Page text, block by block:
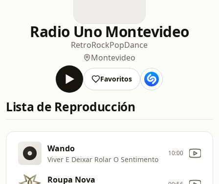
Radio Uno Montevideo
RetroRockPopDance
Montevideo
Favoritos
Lista de Reproducción
Wando
Viver E Deixar Rolar O Sentimento
10:00
Roupa Nova